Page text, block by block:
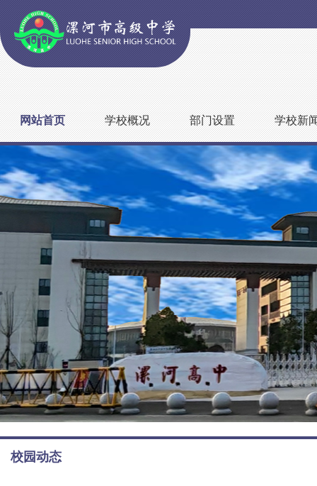
网站首页 学校概况 部门设置 学校新
校园动态